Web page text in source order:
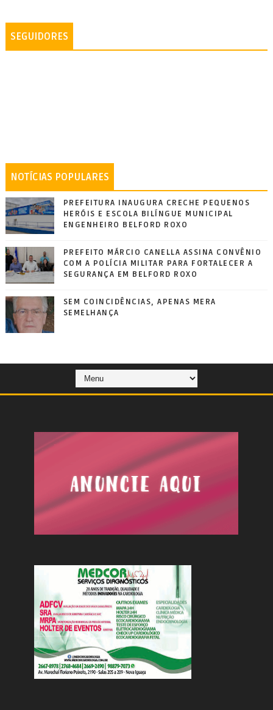
SEGUIDORES
NOTÍCIAS POPULARES
PREFEITURA INAUGURA CRECHE PEQUENOS
HERÓIS E ESCOLA BILÍNGUE MUNICIPAL
ENGENHEIRO BELFORD ROXO
PREFEITO MÁRCIO CANELLA ASSINA CONVÊNIO
COM A POLÍCIA MILITAR PARA FORTALECER A
SEGURANÇA EM BELFORD ROXO
SEM COINCIDÊNCIAS, APENAS MERA
SEMELHANÇA